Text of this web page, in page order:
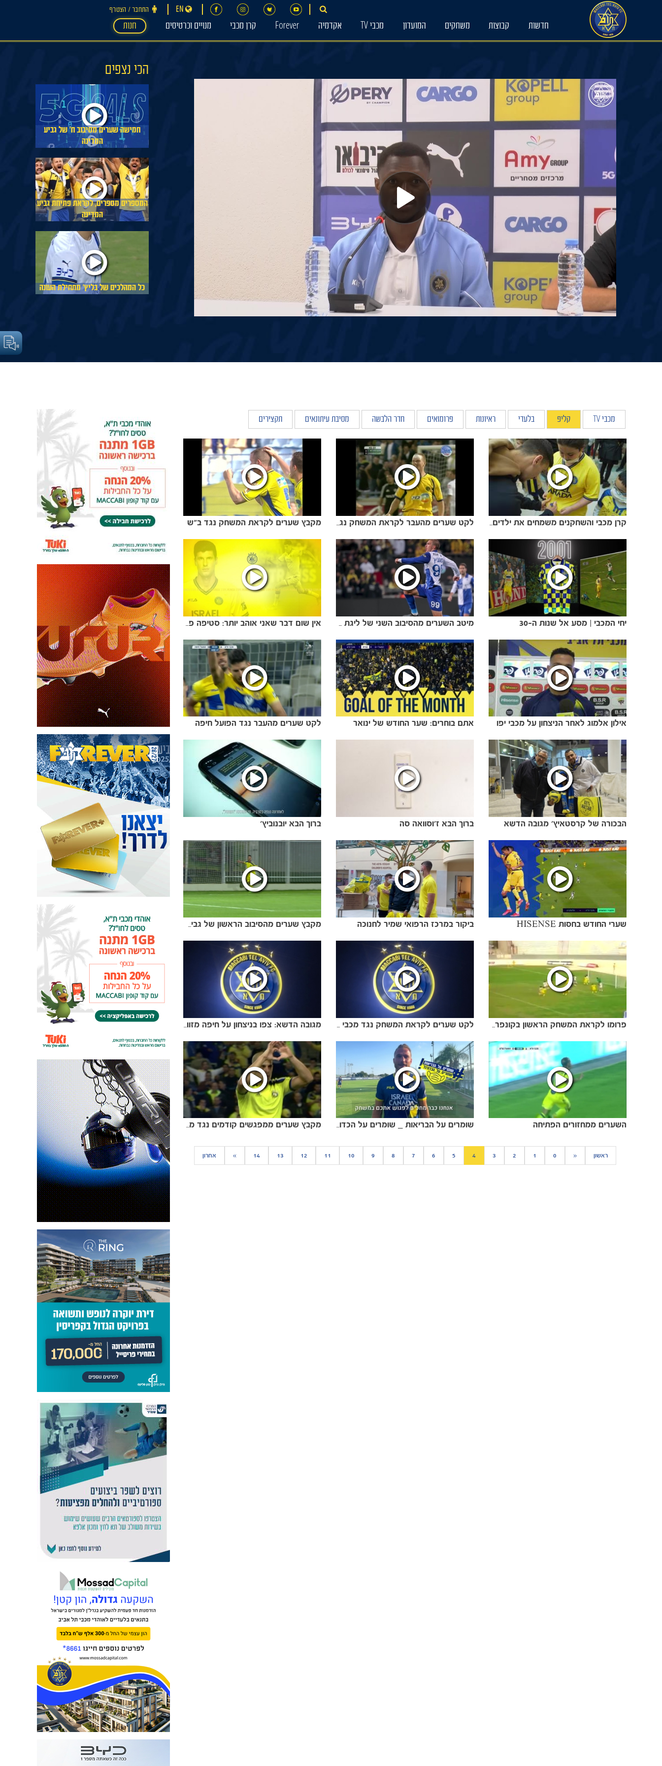
התחבר ‪/‬ הצטרף EN
חדשות קבוצות משחקים המועדון מכבי TV אקדמיה Forever קרן מכבי מנויים וכרטיסים חנות
הכי נצפים
חמישה שערים מסיבוב ח׳ של גביע
המדינה
המספרים מספרים, לקראת פתיחת גביע
המדינה
כל המהלכים של בליץ׳ מתחילת העונה
מכבי TV קליפ בלעדי ראיונות פרומואים חדר הלבשה מסיבת עיתונאים תקצירים
מקבץ שערים לקראת המשחק נגד ב"ש
יחי המכבי | מסע אל שנות ה-30
לקט שערים מהעבר נגד הפועל חיפה אתם בוחרים: שער החודש של ינואר אילון אלמוג לאחר הניצחון על מכבי יפו
ברוך הבא יובנוביץ' ברוך הבא ז'וסוואה סה הבכורה של קרסטאיץ' מגובה הדשא
מקבץ שערים מהסיבוב הראשון של גביע המדינה ביקור במרכז הרפואי שמיר לחנוכה שערי החודש בחסות HISENSE
מקבץ שערים ממפגשים קודמים נגד מכבי פ"ת שומרים על הבריאות _ שומרים על הכדורגל השערים ממחזורים הפתיחה
ראשון «
0
1
2
3
4
5
6
7
8
9
10
11
12
13
14
» אחרון